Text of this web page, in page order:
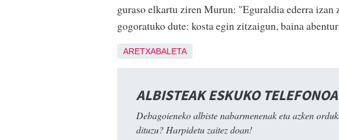
guraso elkartu ziren Murun: "Eguraldia ederra izan
gogoratuko dute: kosta egin zitzaigun, baina
ARETXABALETA
ALBISTEAK ESKUKO
Debagoieneko albiste nabarmenenak eta azken
dituzu? Harpidetu zaitez doan!